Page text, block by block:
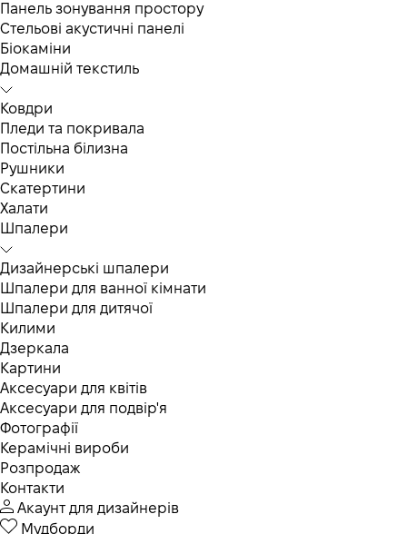
Панель зонування простору
Стельові акустичні панелі
Біокаміни
Домашній текстиль
Ковдри
Пледи та покривала
Постільна білизна
Рушники
Скатертини
Халати
Шпалери
Дизайнерські шпалери
Шпалери для ванної кімнати
Шпалери для дитячої
Килими
Дзеркала
Картини
Аксесуари для квітів
Аксесуари для подвір'я
Фотографії
Керамічні вироби
Розпродаж
Контакти
Акаунт для дизайнерів
Мудборди